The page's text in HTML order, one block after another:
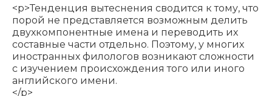
<p>Тенденция вытеснения сводится к тому, что
порой не представляется возможным делить
двухкомпонентные имена и переводить их
составные части отдельно. Поэтому, у многих
иностранных филологов возникают сложности
с изучением происхождения того или иного
английского имени.
</p>